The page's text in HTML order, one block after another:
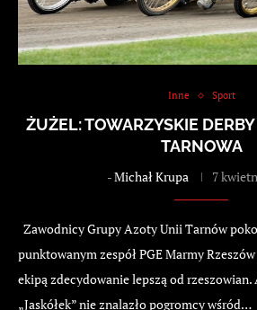
Inne Sport
ŻUŻEL: TOWARZYSKIE
TARNOWA
-Michał Krupa 7
Zawodnicy Grupy Azoty Unii Tarnów
punktowanym zespół PGE Marmy
ekipą zdecydowanie lepszą od
„Jaskółek” nie znalazło pogromcy wśród…